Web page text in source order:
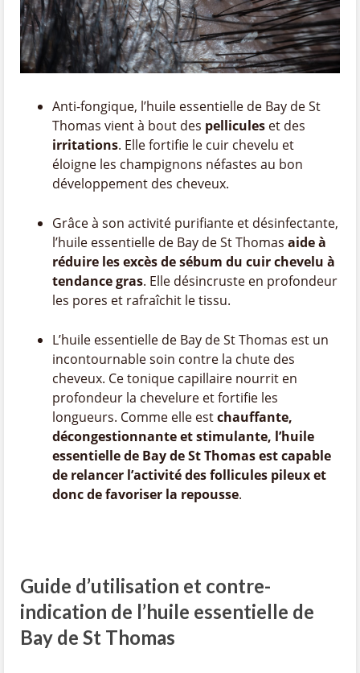
Anti-fongique, l’huile essentielle de Bay de St
Thomas vient à bout des pellicules et des
irritations. Elle fortifie le cuir chevelu et
éloigne les champignons néfastes au bon
développement des cheveux.
Grâce à son activité purifiante et désinfectante,
l’huile essentielle de Bay de St Thomas aide à
réduire les excès de sébum du cuir chevelu à
tendance gras. Elle désincruste en profondeur
les pores et rafraîchit le tissu.
L’huile essentielle de Bay de St Thomas est un
incontournable soin contre la chute des
cheveux. Ce tonique capillaire nourrit en
profondeur la chevelure et fortifie les
longueurs. Comme elle estchauffante,
décongestionnante et stimulante, l’huile
essentielle de Bay de St Thomas est capable
de relancer l’activité des follicules pileux et
donc de favoriser la repousse.
Guide d’utilisation et contre-
indication de l’huile essentielle de
Bay de St Thomas